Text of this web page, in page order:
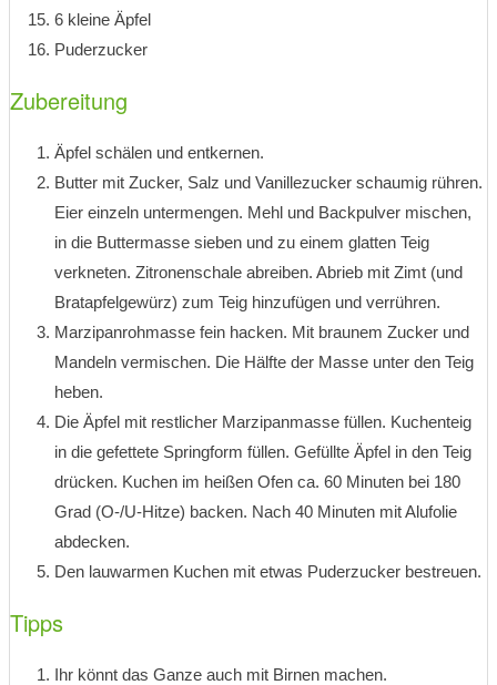
6 kleine Äpfel
Puderzucker
Zubereitung
Äpfel schälen und entkernen.
Butter mit Zucker, Salz und Vanillezucker schaumig rühren.
Eier einzeln untermengen. Mehl und Backpulver mischen,
in die Buttermasse sieben und zu einem glatten Teig
verkneten. Zitronenschale abreiben. Abrieb mit Zimt (und
Bratapfelgewürz) zum Teig hinzufügen und verrühren.
Marzipanrohmasse fein hacken. Mit braunem Zucker und
Mandeln vermischen. Die Hälfte der Masse unter den Teig
heben.
Die Äpfel mit restlicher Marzipanmasse füllen. Kuchenteig
in die gefettete Springform füllen. Gefüllte Äpfel in den Teig
drücken. Kuchen im heißen Ofen ca. 60 Minuten bei 180
Grad (O-/U-Hitze) backen. Nach 40 Minuten mit Alufolie
abdecken.
Den lauwarmen Kuchen mit etwas Puderzucker bestreuen.
Tipps
Ihr könnt das Ganze auch mit Birnen machen.